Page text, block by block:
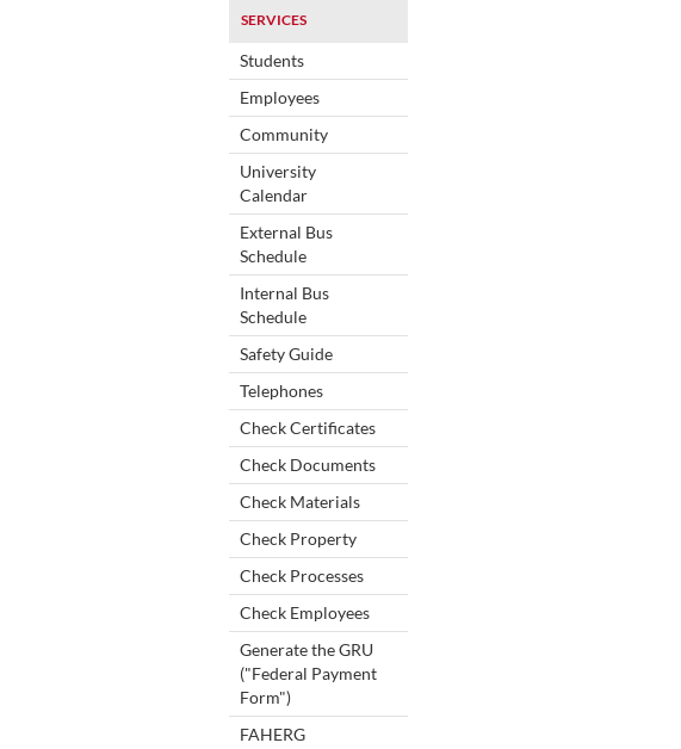
SERVICES
Students
Employees
Community
University
Calendar
External Bus
Schedule
Internal Bus
Schedule
Safety Guide
Telephones
Check Certificates
Check Documents
Check Materials
Check Property
Check Processes
Check Employees
Generate the GRU
("Federal Payment
Form")
FAHERG